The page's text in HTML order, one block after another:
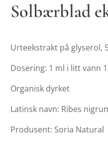
Solbærblad
Urteekstrakt på glyserol,
Dosering: 1 ml i litt vann
Organisk dyrket
Latinsk navn: Ribes
Produsent: Soria Natural